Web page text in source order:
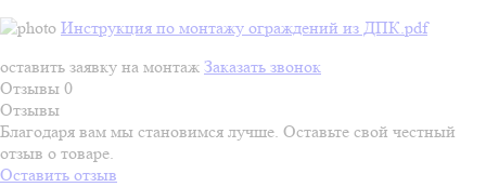
Инструкция по монтажу ограждений из ДПК.pdf
оставить заявку на монтаж Заказать звонок
Отзывы 0
Отзывы
Благодаря вам мы становимся лучше. Оставьте свой честный
отзыв о товаре.
Оставить отзыв